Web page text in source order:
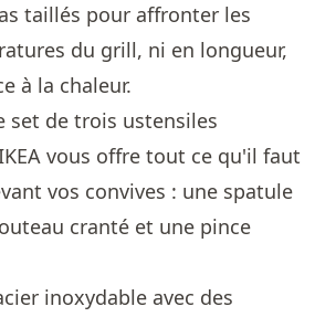
taillés pour affronter les
du grill, ni en longueur,
à la chaleur.
set de trois ustensiles
vous offre tout ce qu'il faut
vos convives : une spatule
cranté et une pince
inoxydable avec des